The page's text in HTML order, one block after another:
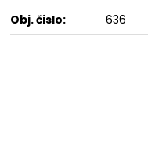
Obj. čislo: 636